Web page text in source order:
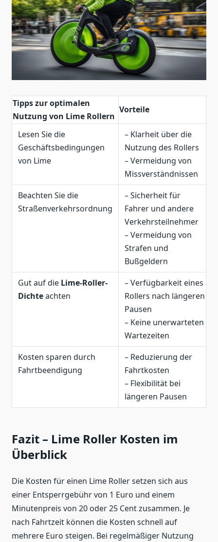
Tipps zur optimalen
Nutzung von Lime Rollern
Vorteile
Lesen Sie die
Geschäftsbedingungen
von Lime
– Klarheit über die
Nutzung des Rollers
– Vermeidung von
Missverständnissen
Beachten Sie die
Straßenverkehrsordnung
– Sicherheit für
Fahrer und andere
Verkehrsteilnehmer
– Vermeidung von
Strafen und
Bußgeldern
Gut auf die Lime-Roller-
Dichteachten
– Verfügbarkeit eines
Rollers nach längeren
Pausen
– Keine unerwarteten
Wartezeiten
Kosten sparen durch
Fahrtbeendigung
– Reduzierung der
Fahrtkosten
– Flexibilität bei
längeren Pausen
Fazit – Lime Roller Kosten im
Überblick
Die Kosten für einen Lime Roller setzen sich aus
einer Entsperrgebühr von 1 Euro und einem
Minutenpreis von 20 oder 25 Cent zusammen. Je
nach Fahrtzeit können die Kosten schnell auf
mehrere Euro steigen. Bei regelmäßiger Nutzung